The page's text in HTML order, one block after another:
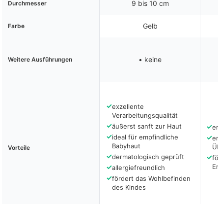
Durchmesser 9 bis 10 cm
Farbe Gelb
Weitere Ausführungen • keine
Vorteile
✓exzellente
Verarbeitungsqualität
✓äußerst sanft zur Haut
✓ideal für empfindliche
Babyhaut
✓dermatologisch geprüft
✓allergiefreundlich
✓fördert das Wohlbefinden
des Kindes
✓
✓
✓